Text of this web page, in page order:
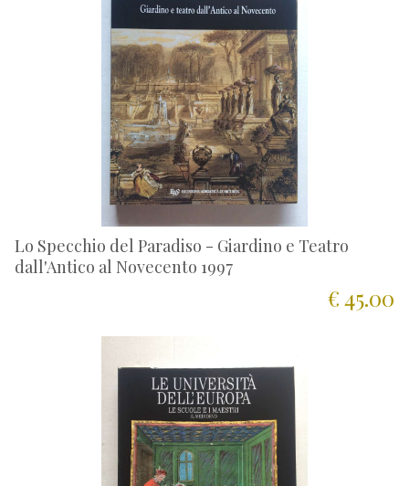
Lo Specchio del Paradiso - Giardino e Teatro
dall'Antico al Novecento 1997
€ 45.00